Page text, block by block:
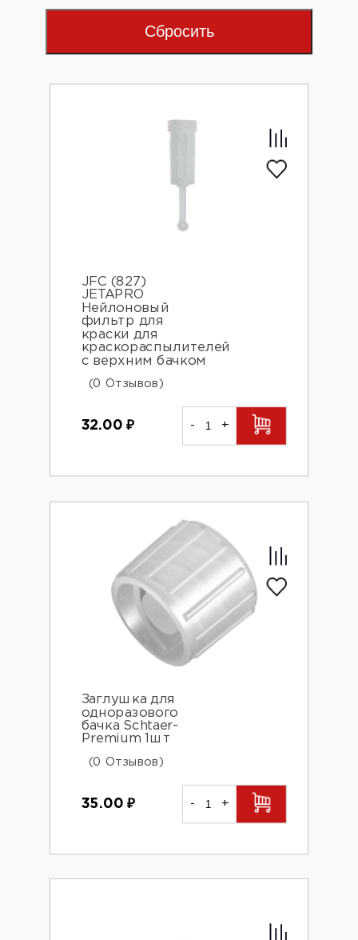
Сбросить
JFC (827)
JETAPRO
Нейлоновый
фильтр для
краски для
краскораспылителей
с верхним бачком
(0 Отзывов)
32.00₽ - +
Заглушка для
одноразового
бачка Schtaer-
Premium 1шт
(0 Отзывов)
35.00₽ - +